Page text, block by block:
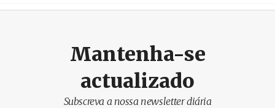
Mantenha-se
actualizado
Subscreva a nossa newsletter diária